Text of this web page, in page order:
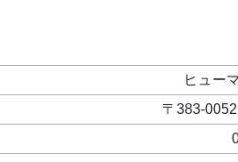
ヒュー
〒383-